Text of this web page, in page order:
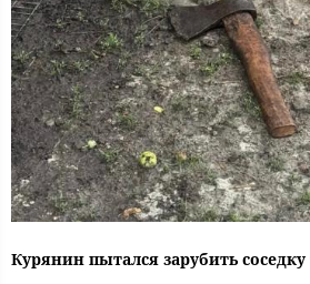
Курянин пытался зарубить